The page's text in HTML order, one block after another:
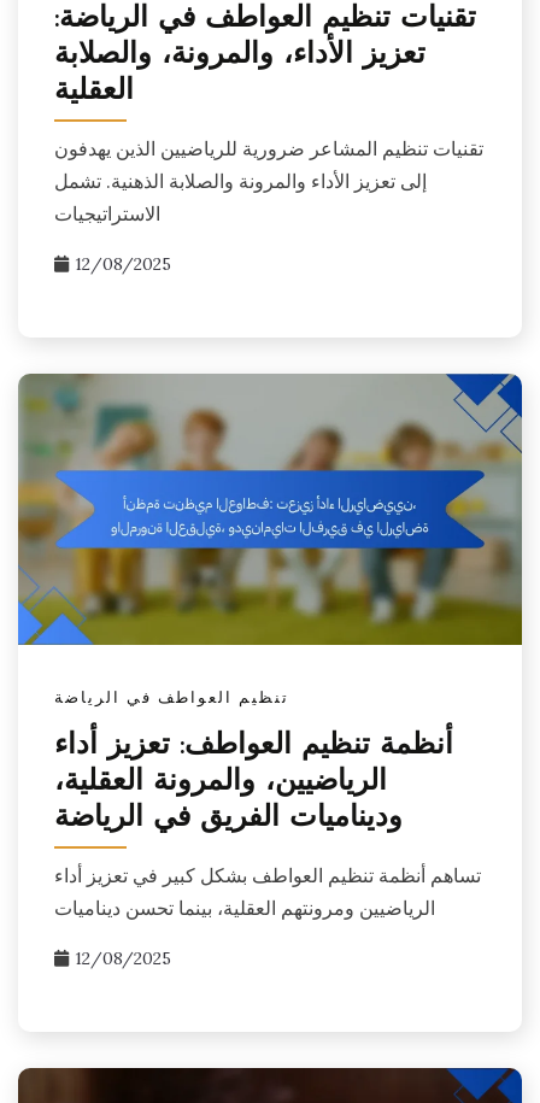
تقنيات تنظيم العواطف في الرياضة:
تعزيز الأداء، والمرونة، والصلابة
العقلية
تقنيات تنظيم المشاعر ضرورية للرياضيين الذين يهدفون
إلى تعزيز الأداء والمرونة والصلابة الذهنية. تشمل
الاستراتيجيات
12/08/2025
تنظيم العواطف في الرياضة
أنظمة تنظيم العواطف: تعزيز أداء
الرياضيين، والمرونة العقلية،
وديناميات الفريق في الرياضة
تساهم أنظمة تنظيم العواطف بشكل كبير في تعزيز أداء
الرياضيين ومرونتهم العقلية، بينما تحسن ديناميات
12/08/2025